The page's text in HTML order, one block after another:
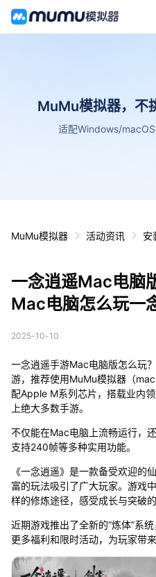
MuMu模拟器，不
适配Windows/
MuMu模拟器 活动资讯 安
一念逍遥Mac电脑
Mac电脑怎么玩一
2025-10-10
一念逍遥手游Mac电脑版怎么玩
游，推荐使用MuMu模拟器（
配Apple M系列芯片，搭载业内
上绝大多数手游。
不仅能在Mac电脑上流畅运行，
支持240帧等多种实用功能。
《一念逍遥》是一款备受欢迎的
富的玩法吸引了广大玩家。游戏
样的修炼途径，感受成长与突破的
近期游戏推出了全新的“炼体”系
更多福利和限时活动，为玩家带